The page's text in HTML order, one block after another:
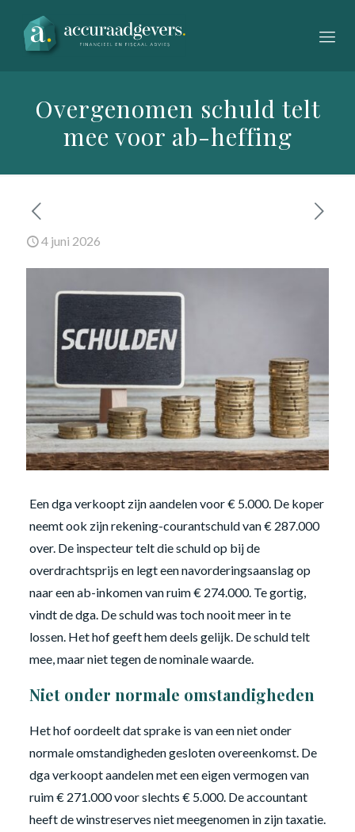
Overgenomen schuld telt
mee voor ab-heffing
4 juni 2026
Een dga verkoopt zijn aandelen voor € 5.000. De koper
neemt ook zijn rekening-courantschuld van € 287.000
over. De inspecteur telt die schuld op bij de
overdrachtsprijs en legt een navorderingsaanslag op
naar een ab-inkomen van ruim € 274.000. Te gortig,
vindt de dga. De schuld was toch nooit meer in te
lossen. Het hof geeft hem deels gelijk. De schuld telt
mee, maar niet tegen de nominale waarde.
Niet onder normale omstandigheden
Het hof oordeelt dat sprake is van een niet onder
normale omstandigheden gesloten overeenkomst. De
dga verkoopt aandelen met een eigen vermogen van
ruim € 271.000 voor slechts € 5.000. De accountant
heeft de winstreserves niet meegenomen in zijn taxatie.